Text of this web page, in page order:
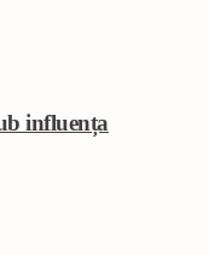
influența